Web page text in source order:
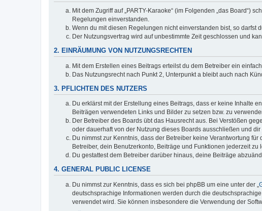
Mit dem Zugriff auf „PARTY-Karaoke“ (im Folgenden „das Board“)
Regelungen einverstanden.
Wenn du mit diesen Regelungen nicht einverstanden bist, so
Der Nutzungsvertrag wird auf unbestimmte Zeit geschlossen und
2. EINRÄUMUNG VON NUTZUNGSRECHTEN
Mit dem Erstellen eines Beitrags erteilst du dem Betreiber ein
Das Nutzungsrecht nach Punkt 2, Unterpunkt a bleibt auch nach
3. PFLICHTEN DES NUTZERS
Du erklärst mit der Erstellung eines Beitrags, dass er keine Inhalte
Beiträgen verwendeten Links und Bilder zu setzen bzw. zu
Der Betreiber des Boards übt das Hausrecht aus. Bei Verstößen
oder dauerhaft von der Nutzung dieses Boards ausschließen und
Du nimmst zur Kenntnis, dass der Betreiber keine Verantwortung
Betreiber, dein Benutzerkonto, Beiträge und Funktionen jederzeit zu
Du gestattest dem Betreiber darüber hinaus, deine Beiträge
4. GENERAL PUBLIC LICENSE
Du nimmst zur Kenntnis, dass es sich bei phpBB um eine unter der „
deutschsprachige Informationen werden durch die
verwendet wird. Sie können insbesondere die Verwendung der